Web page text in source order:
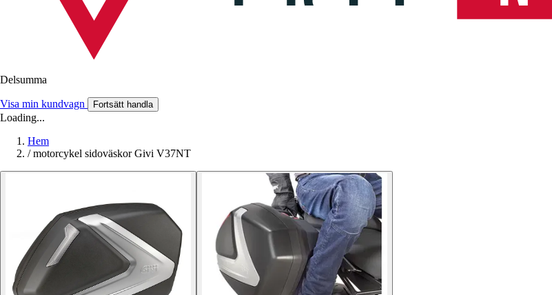
Delsumma
Visa min kundvagn Fortsätt handla
Loading...
Hem
/ motorcykel sidoväskor Givi V37NT